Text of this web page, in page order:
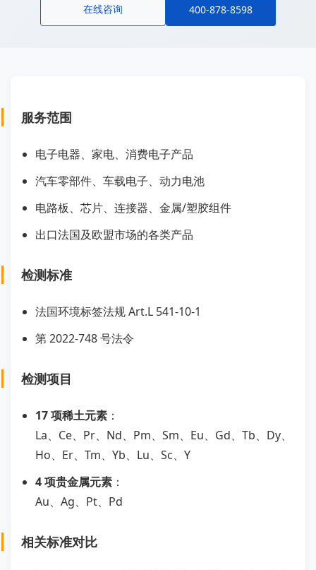
在线咨询 400-878-8598
服务范围
电子电器、家电、消费电子产品
汽车零部件、车载电子、动力电池
电路板、芯片、连接器、金属/塑胶组件
出口法国及欧盟市场的各类产品
检测标准
法国环境标签法规 Art.L 541-10-1
第 2022-748 号法令
检测项目
17 项稀土元素 ：
La、Ce、Pr、Nd、Pm、Sm、Eu、Gd、Tb、Dy、
Ho、Er、Tm、Yb、Lu、Sc、Y
4 项贵金属元素 ：
Au、Ag、Pt、Pd
相关标准对比